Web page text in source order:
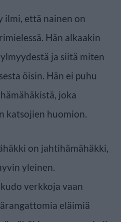
ilmi, että nainen on
Hän alkaakin
ja siitä miten
öisin. Hän ei puhu
joka
katsojien huomion.
on jahtihämähäkki,
yleinen.
verkkoja vaan
eläimiä